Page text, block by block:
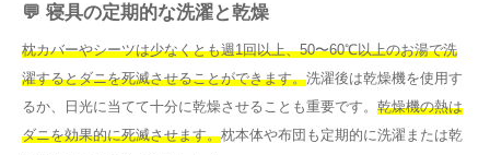
💬 寝具の定期的な洗濯と乾燥
枕カバーやシーツは少なくとも週1回以上、50〜60℃以上のお湯で洗
濯するとダニを死滅させることができます。洗濯後は乾燥機を使用す
るか、日光に当てて十分に乾燥させることも重要です。 乾燥機の熱は
ダニを効果的に死滅させます。枕本体や布団も定期的に洗濯または乾